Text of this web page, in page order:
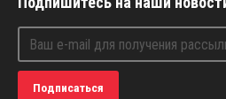
Подписаться